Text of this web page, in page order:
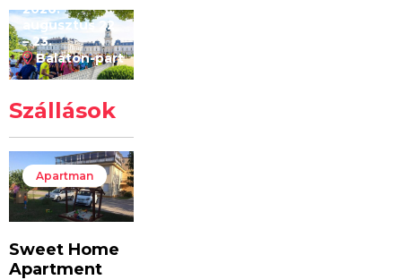
2026.
augusztus 22
– 23.
Balaton-part
Szállások
Apartman
Sweet Home
Apartment